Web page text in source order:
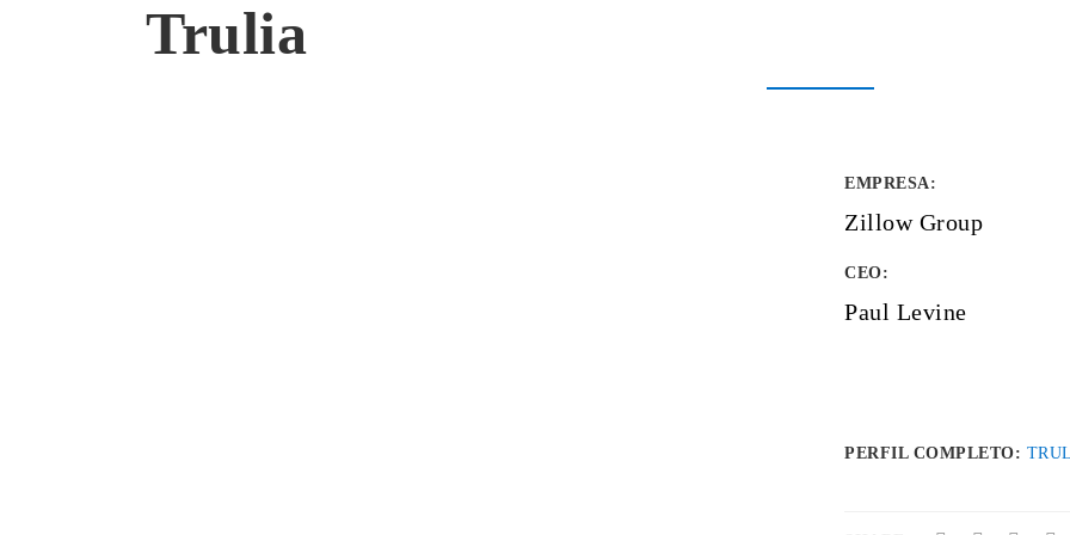
Trulia
EMPRESA:
Zillow Group
CEO:
Paul Levine
PERFIL COMPLETO: